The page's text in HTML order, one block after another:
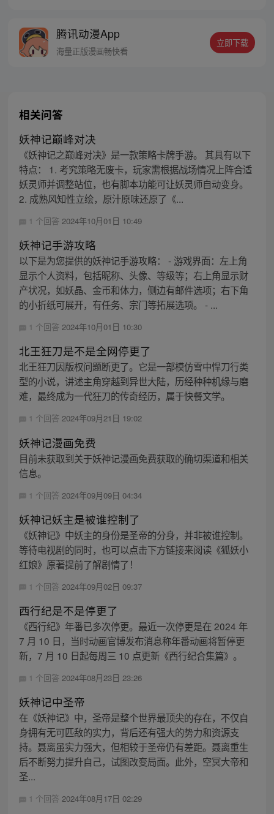
腾讯动漫App
海量正版漫画畅快看
立即下载
相关问答
妖神记巅峰对决
《妖神记之巅峰对决》是一款策略卡牌手游。 其具有以下
特点： 1. 考究策略无废卡，玩家需根据战场情况上阵合适
妖灵师并调整站位，也有脚本功能可让妖灵师自动变身。
2. 成熟风知性立绘，原汁原味还原了《...
1 个回答 2024年10月01日 10:49
妖神记手游攻略
以下是为您提供的妖神记手游攻略： - 游戏界面：左上角
显示个人资料，包括昵称、头像、等级等；右上角显示财
产状况，如妖晶、金币和体力，侧边有邮件选项；右下角
的小折纸可展开，有任务、宗门等拓展选项。 - ...
1 个回答 2024年10月01日 10:30
北王狂刀是不是全网停更了
北王狂刀因版权问题断更了。它是一部模仿雪中悍刀行类
型的小说，讲述主角穿越到异世大陆，历经种种机缘与磨
难，最终成为一代狂刀的传奇经历，属于快餐文学。
1 个回答 2024年09月21日 19:02
妖神记漫画免费
目前未获取到关于妖神记漫画免费获取的确切渠道和相关
信息。
1 个回答 2024年09月09日 04:34
妖神记妖主是被谁控制了
《妖神记》中妖主的身份是圣帝的分身，并非被谁控制。
等待电视剧的同时，也可以点击下方链接来阅读《狐妖小
红娘》原著提前了解剧情了！
1 个回答 2024年09月02日 09:37
西行纪是不是停更了
《西行纪》年番已多次停更。最近一次停更是在 2024 年
7 月 10 日，当时动画官博发布消息称年番动画将暂停更
新，7 月 10 日起每周三 10 点更新《西行纪合集篇》。
1 个回答 2024年08月23日 23:26
妖神记中圣帝
在《妖神记》中，圣帝是整个世界最顶尖的存在，不仅自
身拥有无可匹敌的实力，背后还有强大的势力和资源支
持。聂离虽实力强大，但相较于圣帝仍有差距。聂离重生
后不断努力提升自己，试图改变局面。此外，空冥大帝和
圣...
1 个回答 2024年08月17日 02:29